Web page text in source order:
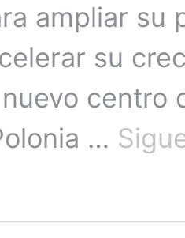
ampliar su
su
…